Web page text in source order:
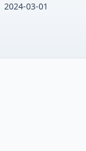
2024-03-01